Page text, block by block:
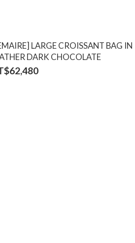
LARGE CROISSANT BAG IN
DARK CHOCOLATE